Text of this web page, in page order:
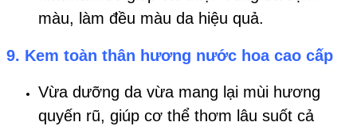
màu, làm đều màu da hiệu quả.
9. Kem toàn thân hương nước hoa cao cấp
Vừa dưỡng da vừa mang lại mùi hương
quyến rũ, giúp cơ thể thơm lâu suốt cả